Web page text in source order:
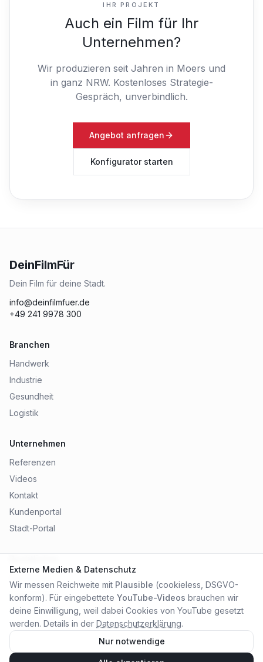
IHR PROJEKT
Auch ein Film für Ihr
Unternehmen?
Wir produzieren seit Jahren in Moers und
in ganz NRW. Kostenloses Strategie-
Gespräch, unverbindlich.
Angebot anfragen
Konfigurator starten
DeinFilmFür
Dein Film für deine Stadt.
info@deinfilmfuer.de
+49 241 9978 300
Branchen
Handwerk
Industrie
Gesundheit
Logistik
Unternehmen
Referenzen
Videos
Kontakt
Kundenportal
Stadt-Portal
Datenschutz
AGB
Externe Medien & Datenschutz
Wir messen Reichweite mit Plausible (cookieless, DSGVO-
konform). Für eingebettete YouTube-Videos brauchen wir
deine Einwilligung, weil dabei Cookies von YouTube gesetzt
werden. Details in der Datenschutzerklärung.
Nur notwendige